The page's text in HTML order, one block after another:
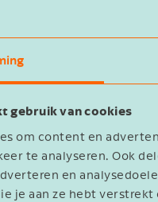
gebruik van cookies
om content en
te analyseren. Ook
en
je aan ze hebt verstrekt
Voornaam